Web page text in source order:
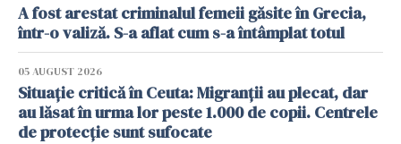
A fost arestat criminalul femeii găsite în Grecia,
într-o valiză. S-a aflat cum s-a întâmplat totul
05 AUGUST 2026
Situație critică în Ceuta: Migranții au plecat, dar
au lăsat în urma lor peste 1.000 de copii. Centrele
de protecție sunt sufocate